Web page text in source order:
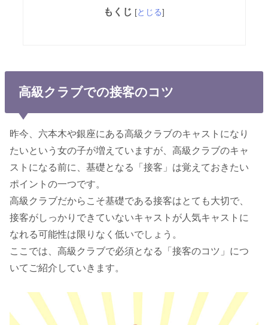
もくじ [とじる]
高級クラブでの接客のコツ
昨今、六本木や銀座にある高級クラブのキャストになり
たいという女の子が増えていますが、高級クラブのキャ
ストになる前に、基礎となる「接客」は覚えておきたい
ポイントの一つです。
高級クラブだからこそ基礎である接客はとても大切で、
接客がしっかりできていないキャストが人気キャストに
なれる可能性は限りなく低いでしょう。
ここでは、高級クラブで必須となる「接客のコツ」につ
いてご紹介していきます。